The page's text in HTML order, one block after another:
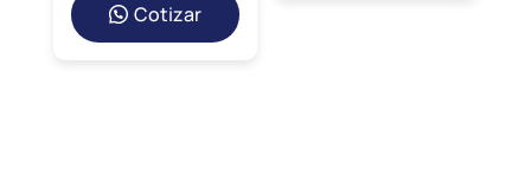
abrasión.
Diseñado para ser
Cotizar